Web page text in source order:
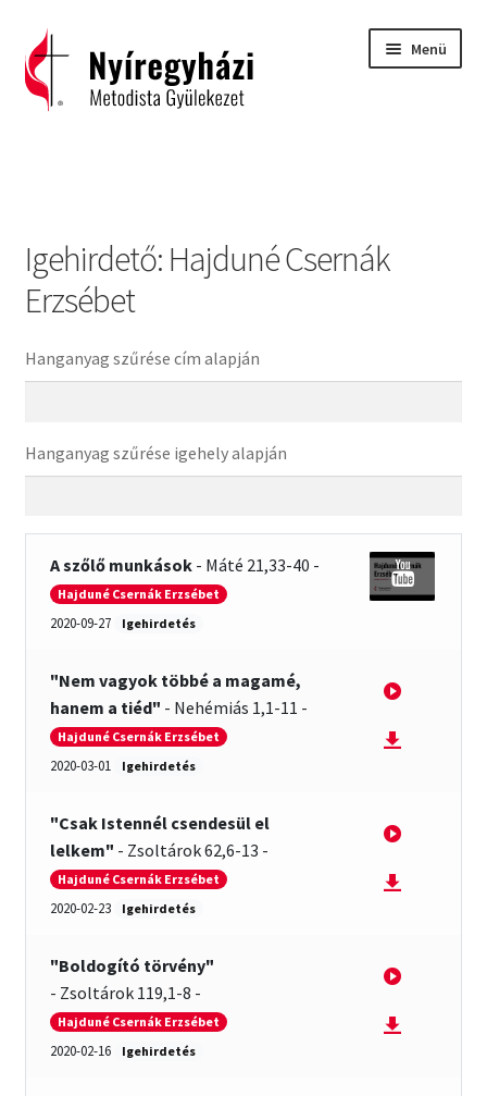
Ugrás
a
navigációhoz
Kilépés
a
tartalomba
Menü
2016 – Igehirdetések
2017 – Igehirdetések
Áhitatok
Cseri Kálmán: A kegyelem harmatja
Oswald Chambers: Krisztus mindenek felett
Mindennapi kenyerünk
Alkalmaink
Bemutatkozás
English Bible Talks with Granville Pillar
Igehirdető: Hajduné Csernák
Erzsébet
Hanganyag szűrése cím alapján
Hanganyag szűrése igehely alapján
A szőlő munkások - Máté 21,33-40 -
Hajduné Csernák Erzsébet
2020-09-27 Igehirdetés
"Nem vagyok többé a magamé,
hanem a tiéd" - Nehémiás 1,1-11 -
Hajduné Csernák Erzsébet
2020-03-01 Igehirdetés
"Csak Istennél csendesül el
lelkem" - Zsoltárok 62,6-13 -
Hajduné Csernák Erzsébet
2020-02-23 Igehirdetés
"Boldogító törvény"
- Zsoltárok 119,1-8 -
Hajduné Csernák Erzsébet
2020-02-16 Igehirdetés